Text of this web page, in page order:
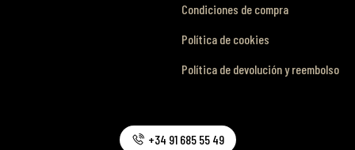
Condiciones de compra
Política de cookies
Política de devolución y reembolso
+34 91 685 55 49